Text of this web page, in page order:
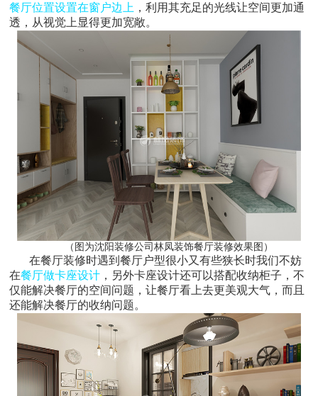
餐厅位置设置在窗户边上 ，利用其充足的光线让空间更加通
透，从视觉上显得更加宽敞。
（图为沈阳装修公司林凤装饰餐厅装修效果图）
在餐厅装修时遇到餐厅户型很小又有些狭长时我们不妨
在餐厅做卡座设计 ，另外卡座设计还可以搭配收纳柜子，不
仅能解决餐厅的空间问题，让餐厅看上去更美观大气，而且
还能解决餐厅的收纳问题。